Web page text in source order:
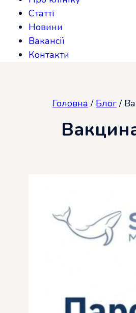
Статті
Новини
Вакансії
Контакти
Головна / Блог/